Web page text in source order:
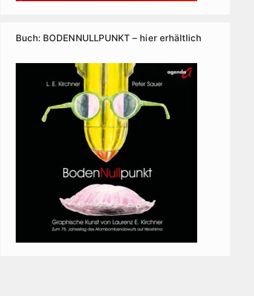
Buch: BODENNULLPUNKT – hier erhältlich